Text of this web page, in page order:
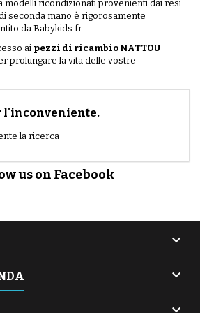
modelli ricondizionati provenienti dai resi
seconda mano è rigorosamente
da Babykids.fr.
ai pezzi di ricambio NATTOU
prolungare la vita delle vostre
l'inconveniente.
la ricerca
us on Facebook

